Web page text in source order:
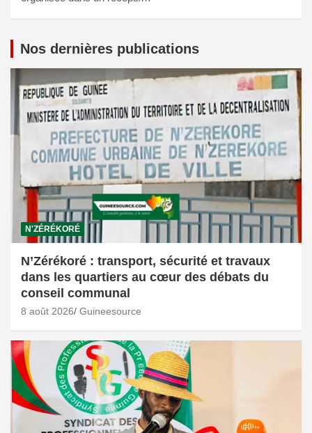
Nos dernières publications
N'ZÉRÉKORÉ
N’Zérékoré : transport, sécurité et travaux
dans les quartiers au cœur des débats du
conseil communal
8 août 2026 Guineesource